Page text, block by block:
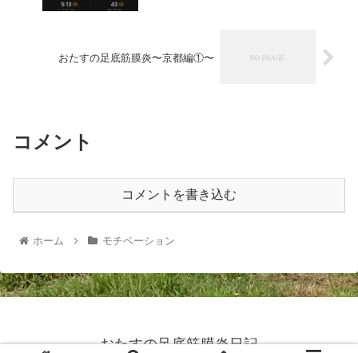
おたすの足底筋膜炎〜京都編①〜
コメント
コメントを書き込む
ホーム モチベーション
おたすの足底筋膜炎日記